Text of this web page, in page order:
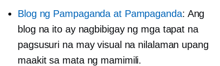
Blog ng Pampaganda at Pampaganda: Ang
blog na ito ay nagbibigay ng mga tapat na
pagsusuri na may visual na nilalaman upang
maakit sa mata ng mamimili.